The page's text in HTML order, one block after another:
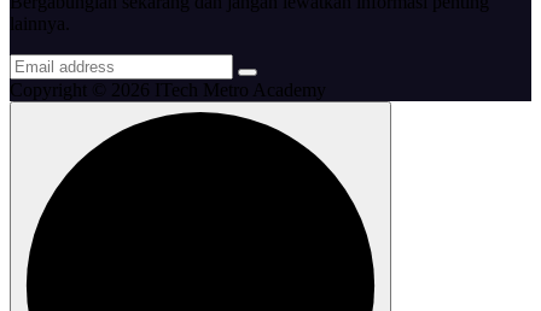
lainnya.
Copyright © 2026 ITech Metro Academy